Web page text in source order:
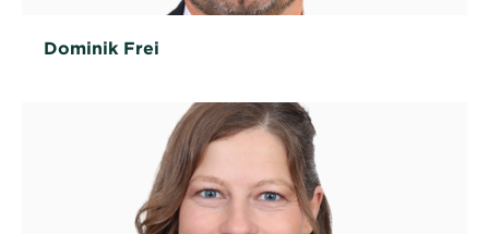
Dominik Frei